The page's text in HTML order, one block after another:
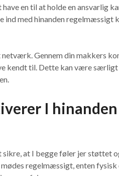
have en til at holde en ansvarlig
med hinanden regelmæssigt
Gennem din makkers
kendt til. Dette kan være
I
sikre, at I begge føler jer støttet
regelmæssigt, enten